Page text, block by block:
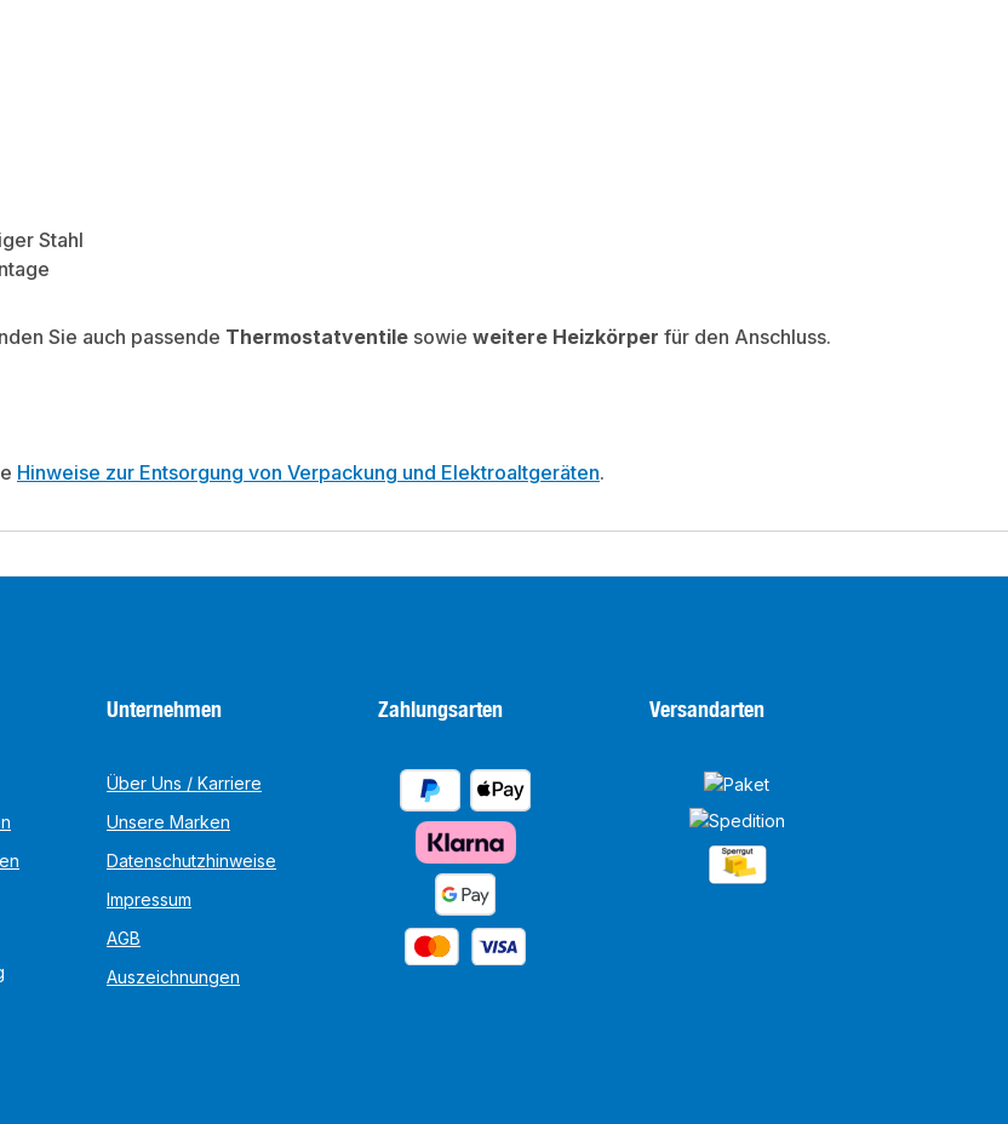
Stahl
Sie auch passende Thermostatventile sowie weitere Heizkörper für den Anschluss.
Hinweise zur Entsorgung von Verpackung und Elektroaltgeräten.
Unternehmen
Über Uns / Karriere
Unsere Marken
Datenschutzhinweise
Impressum
AGB
Auszeichnungen
Zahlungsarten Versandarten